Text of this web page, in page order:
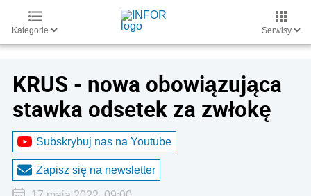
Kategorie Serwisy
KRUS - nowa obowiązująca
stawka odsetek za zwłokę
Subskrybuj nas na Youtube
Zapisz się na newsletter